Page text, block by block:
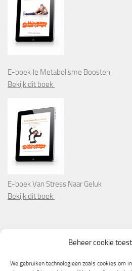
Beheer cookie
We gebruiken technologieën zoals cookies om
E-boek Je Metabolisme Boosten
Bekijk dit boek
E-boek Van Stress Naar Geluk
Bekijk dit boek